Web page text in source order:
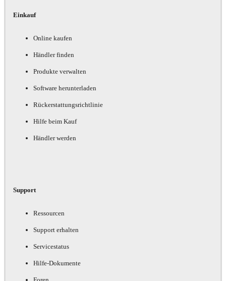
Einkauf
Online kaufen
Händler finden
Produkte verwalten
Software herunterladen
Rückerstattungsrichtlinie
Hilfe beim Kauf
Händler werden
Support
Ressourcen
Support erhalten
Servicestatus
Hilfe-Dokumente